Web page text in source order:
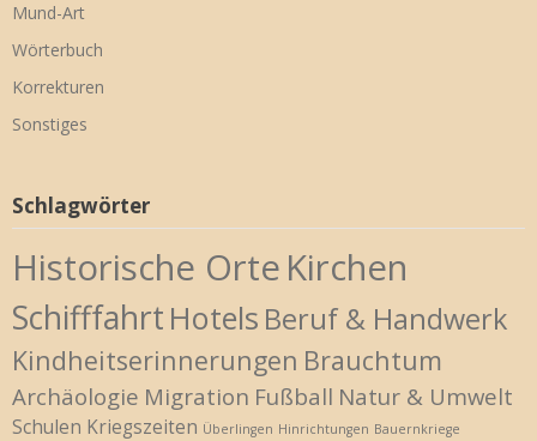
Mund-Art
Wörterbuch
Korrekturen
Sonstiges
Schlagwörter
Historische Orte Kirchen
Schifffahrt Hotels Beruf & Handwerk
Kindheitserinnerungen Brauchtum
Archäologie Migration Fußball Natur & Umwelt
Schulen Kriegszeiten Überlingen Hinrichtungen Bauernkriege